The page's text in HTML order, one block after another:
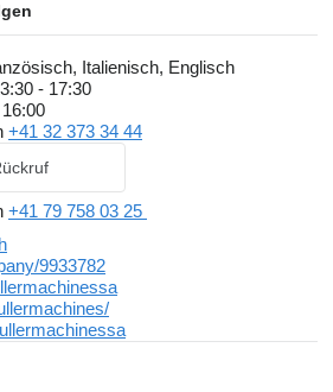
Italienisch, Englisch
- 17:30
+41 32 373 34 44
+41 79 758 03 25
9933782